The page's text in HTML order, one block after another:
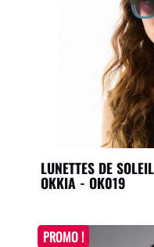
LUNETTES DE
OKKIA - OK019
PROMO !